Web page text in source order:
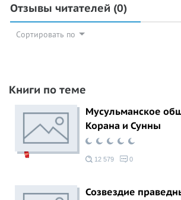
Отзывы читателей (0)
Сортировать по
Книги по теме
Мусульманское
Корана и Сунны
12 579 0
Созвездие